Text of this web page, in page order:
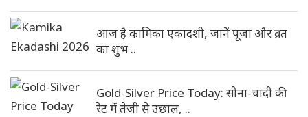
आज है कामिका एकादशी, जानें पूजा और व्रत
का शुभ ..
Gold-Silver Price Today: सोना-चांदी की
रेट में तेजी से उछाल, ..